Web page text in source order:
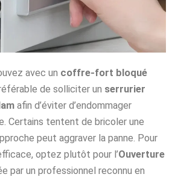
avec un coffre-fort bloqué
de solliciter un serrurier
afin d’éviter d’endommager
Certains tentent de bricoler une
peut aggraver la panne. Pour
optez plutôt pour l’Ouverture
par un professionnel reconnu en